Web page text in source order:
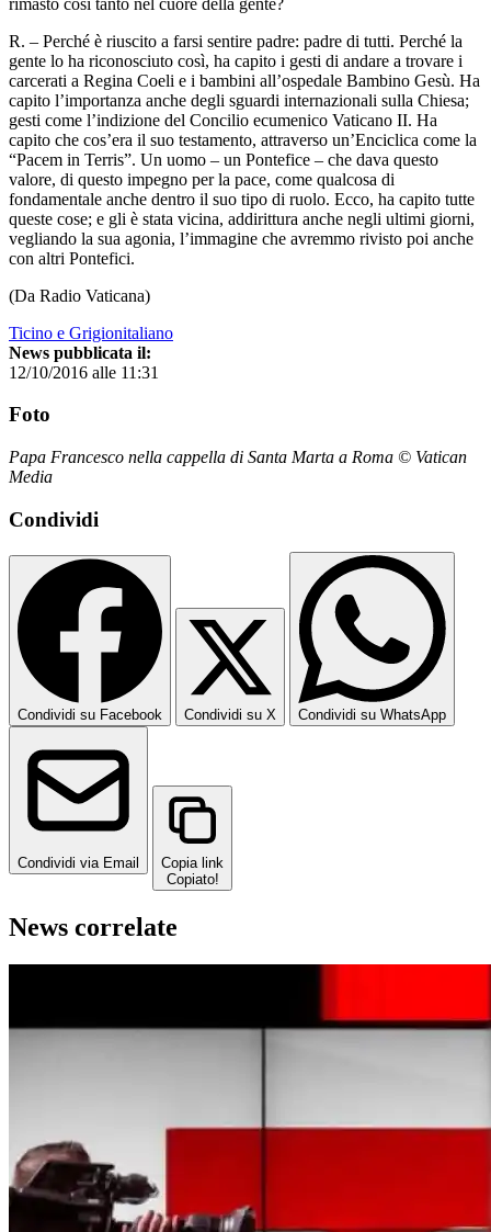
R. – Perché è riuscito a farsi sentire padre: padre di tutti. Perché la
gente lo ha riconosciuto così, ha capito i gesti di andare a trovare i
carcerati a Regina Coeli e i bambini all’ospedale Bambino Gesù. Ha
capito l’importanza anche degli sguardi internazionali sulla Chiesa;
gesti come l’indizione del Concilio ecumenico Vaticano II. Ha
capito che cos’era il suo testamento, attraverso un’Enciclica come la
“Pacem in Terris”. Un uomo – un Pontefice – che dava questo
valore, di questo impegno per la pace, come qualcosa di
fondamentale anche dentro il suo tipo di ruolo. Ecco, ha capito tutte
queste cose; e gli è stata vicina, addirittura anche negli ultimi giorni,
vegliando la sua agonia, l’immagine che avremmo rivisto poi anche
con altri Pontefici.
(Da Radio Vaticana)
Ticino e Grigionitaliano
News pubblicata il:
12/10/2016 alle 11:31
Foto
Papa Francesco nella cappella di Santa Marta a Roma © Vatican
Media
Condividi
Condividi su Facebook Condividi su X Condividi su WhatsApp
Condividi via Email
Copia link
Copiato!
News correlate